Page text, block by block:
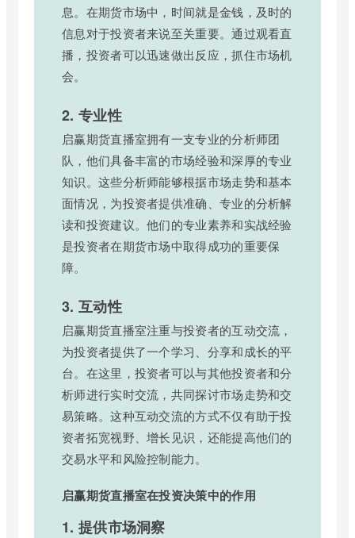
息。在期货市场中，时间就是金钱，及时的
信息对于投资者来说至关重要。通过观看直
播，投资者可以迅速做出反应，抓住市场机
会。
2. 专业性
启赢期货直播室拥有一支专业的分析师团
队，他们具备丰富的市场经验和深厚的专业
知识。这些分析师能够根据市场走势和基本
面情况，为投资者提供准确、专业的分析解
读和投资建议。他们的专业素养和实战经验
是投资者在期货市场中取得成功的重要保
障。
3. 互动性
启赢期货直播室注重与投资者的互动交流，
为投资者提供了一个学习、分享和成长的平
台。在这里，投资者可以与其他投资者和分
析师进行实时交流，共同探讨市场走势和交
易策略。这种互动交流的方式不仅有助于投
资者拓宽视野、增长见识，还能提高他们的
交易水平和风险控制能力。
启赢期货直播室在投资决策中的作用
1. 提供市场洞察